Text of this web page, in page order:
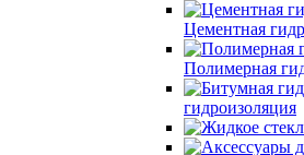
Цементная
Полимерная
гидроизоляция